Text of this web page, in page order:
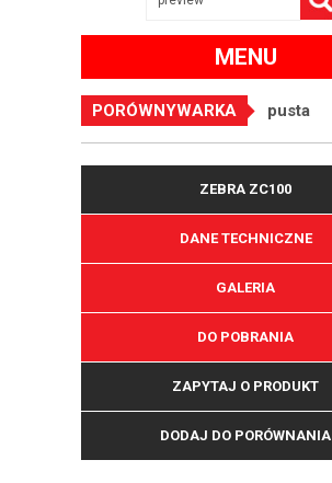
MENU
PORÓWNYWARKA pusta
ZEBRA ZC100
DANE TECHNICZNE
GALERIA
DO POBRANIA
ZAPYTAJ O PRODUKT
DODAJ DO PORÓWNANIA